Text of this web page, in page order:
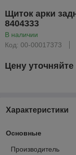
Щиток арки
8404333
В наличии
Код: 00-00017373
Цену уточняйте
Характеристики
Основные
Производитель